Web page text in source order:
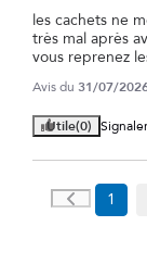
les cachets ne
très mal après
vous reprenez
Avis du 31/07/
Utile(0) Signaler
1